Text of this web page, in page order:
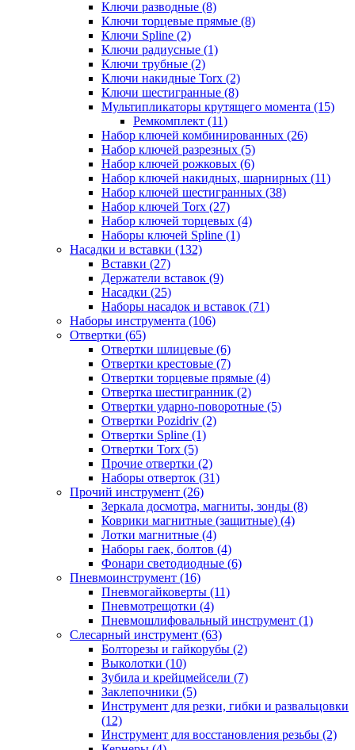
Ключи разводные (8)
Ключи торцевые прямые (8)
Ключи Spline (2)
Ключи радиусные (1)
Ключи трубные (2)
Ключи накидные Torx (2)
Ключи шестигранные (8)
Мультипликаторы крутящего момента (15)
Ремкомплект (11)
Набор ключей комбинированных (26)
Набор ключей разрезных (5)
Набор ключей рожковых (6)
Набор ключей накидных, шарнирных (11)
Набор ключей шестигранных (38)
Набор ключей Torx (27)
Набор ключей торцевых (4)
Наборы ключей Spline (1)
Насадки и вставки (132)
Вставки (27)
Держатели вставок (9)
Насадки (25)
Наборы насадок и вставок (71)
Наборы инструмента (106)
Отвертки (65)
Отвертки шлицевые (6)
Отвертки крестовые (7)
Отвертки торцевые прямые (4)
Отвертка шестигранник (2)
Отвертки ударно-поворотные (5)
Отвертки Pozidriv (2)
Отвертки Spline (1)
Отвертки Torx (5)
Прочие отвертки (2)
Наборы отверток (31)
Прочий инструмент (26)
Зеркала досмотра, магниты, зонды (8)
Коврики магнитные (защитные) (4)
Лотки магнитные (4)
Наборы гаек, болтов (4)
Фонари светодиодные (6)
Пневмоинструмент (16)
Пневмогайковерты (11)
Пневмотрещотки (4)
Пневмошлифовальный инструмент (1)
Слесарный инструмент (63)
Болторезы и гайкорубы (2)
Выколотки (10)
Зубила и крейцмейсели (7)
Заклепочники (5)
Инструмент для резки, гибки и развальцовки
(12)
Инструмент для восстановления резьбы (2)